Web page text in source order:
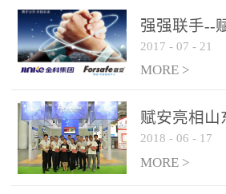
是针对这种高大空间建筑
物的消防设施、设备通过
现场图像的实时获取、预
处理和特征提取分析，实
现火焰的跟踪和识别。能
更早的进行预警，达到早
报早防的效果。 系统构
成示意图： 图像型火灾
强强联手--
集团达成战
2017 - 07 - 21
MORE >
赋安亮相山
慧消防新荣
2018 - 06 - 17
MORE >